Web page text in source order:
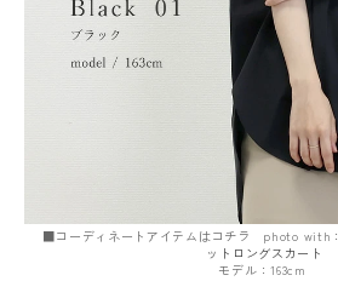
■コーディネートアイテムはコチラ photo with：
ットロングスカート
モデル：163cm